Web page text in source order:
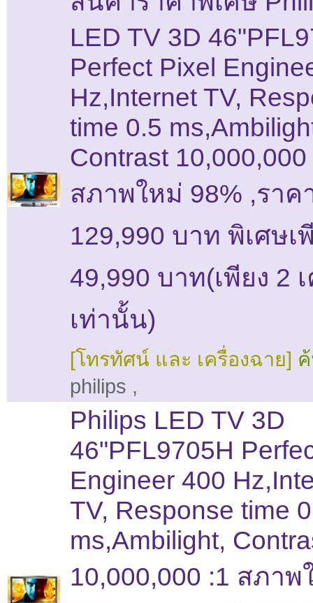
LED TV 3D
Perfect Pixel
Hz,Internet TV,
time 0.5
Contrast 10,000,000
สภาพใหม่ 98% ,ราค
129,990 บาท พิเศษเ
49,990 บาท(เพียง 2
เท่านั้น)
[โทรทัศน์ และ เครื่องฉาย]
philips ,
Philips LED TV 3D
46"PFL9705H
Engineer 400
TV, Response time
ms,Ambilight,
10,000,000 :1 สภาพ